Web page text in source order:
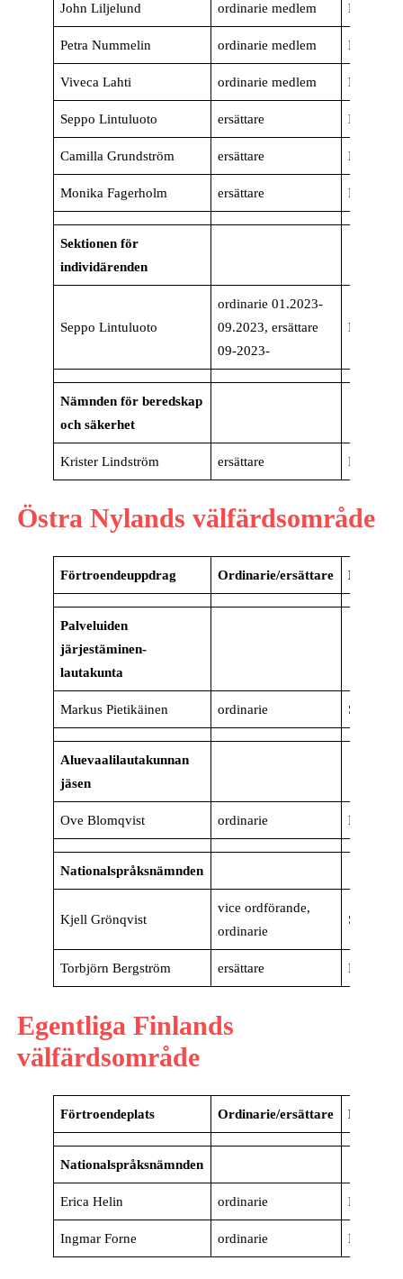
John Liljelund ordinarie medlem Esbo
Petra Nummelin ordinarie medlem Raseborg
Viveca Lahti ordinarie medlem Kyrkslätt
Seppo Lintuluoto ersättare Raseborg
Camilla Grundström ersättare Raseborg
Monika Fagerholm ersättare Raseborg
Sektionen för
individärenden
Seppo Lintuluoto
ordinarie 01.2023-
09.2023, ersättare
09-2023-
Raseborg
Nämnden för beredskap
och säkerhet
Krister Lindström ersättare Raseborg
Östra Nylands välfärdsområde
Förtroendeuppdrag Ordinarie/ersättare
Palveluiden
järjestäminen‐
lautakunta
Markus Pietikäinen ordinarie Sibbo
Aluevaalilautakunnan
jäsen
Ove Blomqvist ordinarie Borgå
Nationalspråksnämnden
Kjell Grönqvist
vice ordförande,
ordinarie
Sibbo
Torbjörn Bergström ersättare Pernå
Egentliga Finlands
välfärdsområde
Förtroendeplats Ordinarie/ersättare
Nationalspråksnämnden
Erica Helin ordinarie Nagu
Ingmar Forne ordinarie Kimito